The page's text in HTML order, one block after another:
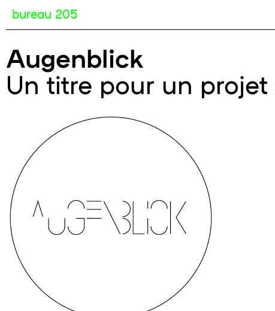
bureau 205
Augenblick
Un titre pour un